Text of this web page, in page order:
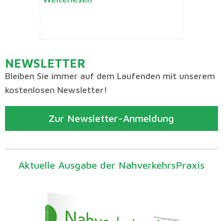
NEWSLETTER
Bleiben Sie immer auf dem Laufenden mit unserem
kostenlosen Newsletter!
Zur Newsletter-Anmeldung
Aktuelle Ausgabe der NahverkehrsPraxis